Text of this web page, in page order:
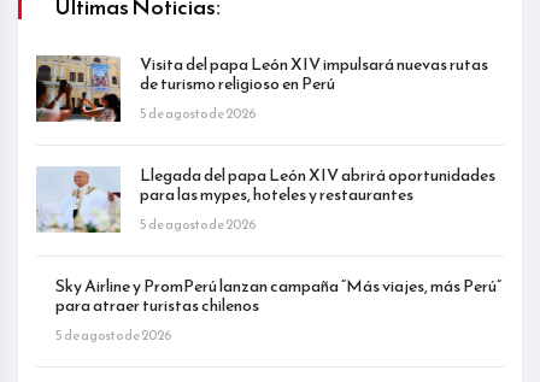
Visita del papa León XIV impulsará nuevas rutas
de turismo religioso en Perú
5 de agosto de 2026
Llegada del papa León XIV abrirá oportunidades
para las mypes, hoteles y restaurantes
5 de agosto de 2026
Sky Airline y PromPerú lanzan campaña “Más viajes, más Perú”
para atraer turistas chilenos
5 de agosto de 2026